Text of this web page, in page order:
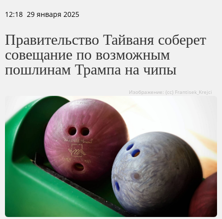
12:18 29 января 2025
Правительство Тайваня соберет
совещание по возможным
пошлинам Трампа на чипы
Изображение: (cc) Frantisek_Krejci